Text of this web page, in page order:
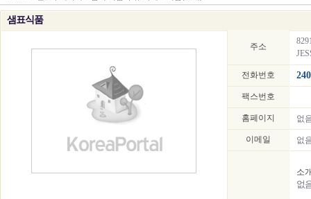
샘표식품
주소
전화번호
팩스번호
홈페이지 없
이메일 없
소
없